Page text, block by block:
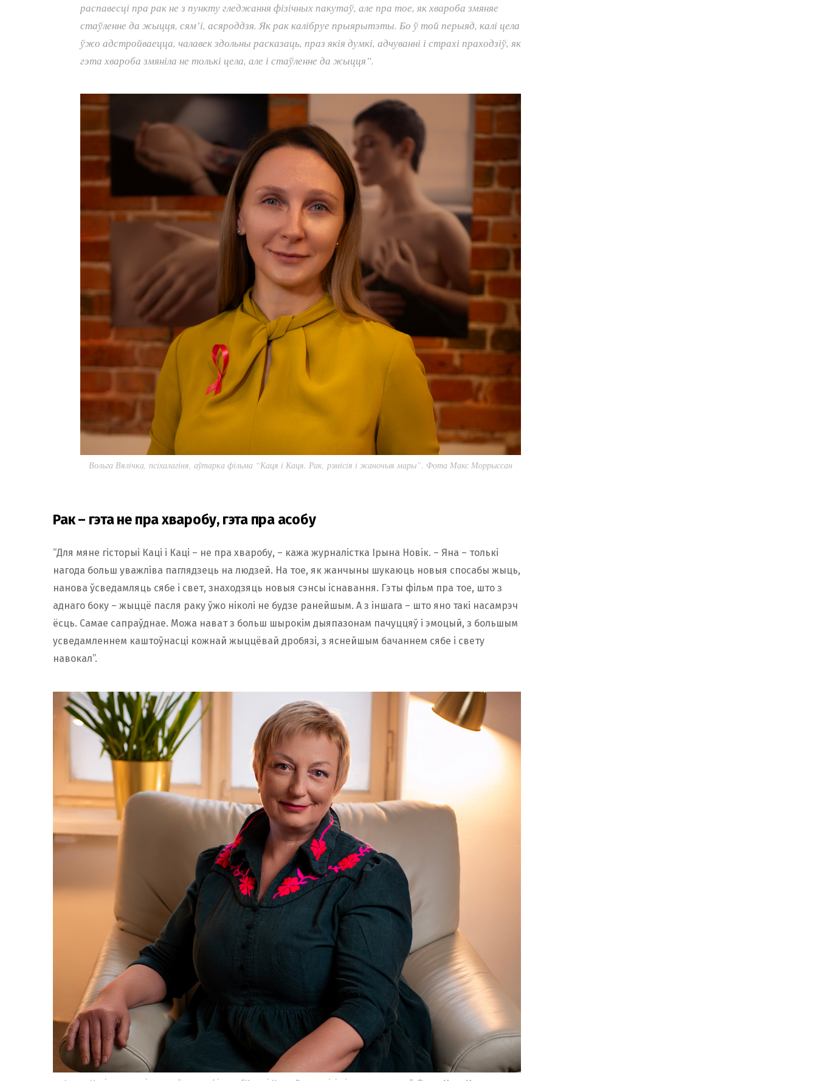
распавесці пра рак не з пункту гледжання фізічных пакутаў, але пра тое, як хвароба змяняе
стаўленне да жыцця, сям’і, асяроддзя. Як рак калібруе прыярытэты. Бо ў той перыяд, калі цела
ўжо адстройваецца, чалавек здольны расказаць, праз якія думкі, адчуванні і страхі праходзіў, як
гэта хвароба змяніла не толькі цела, але і стаўленне да жыцця”.
Вольга Вялічка, псіхалагіня, аўтарка фільма “Каця і Каця. Рак, рэмісія і жаночыя мары”. Фота Макс Моррыссан
Рак – гэта не пра хваробу, гэта пра асобу
“Для мяне гісторыі Каці і Каці – не пра хваробу, – кажа журналістка Ірына Новік. – Яна – толькі
нагода больш уважліва паглядзець на людзей. На тое, як жанчыны шукаюць новыя спосабы жыць,
нанова ўсведамляць сябе і свет, знаходзяць новыя сэнсы існавання. Гэты фільм пра тое, што з
аднаго боку – жыццё пасля раку ўжо ніколі не будзе ранейшым. А з іншага – што яно такі насамрэч
ёсць. Самае сапраўднае. Можа нават з больш шырокім дыяпазонам пачуццяў і эмоцый, з большым
усведамленнем каштоўнасці кожнай жыццёвай дробязі, з яснейшым бачаннем сябе і свету
навокал”.